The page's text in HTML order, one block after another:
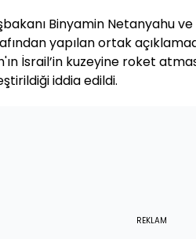
Binyamin Netanyahu
yapılan ortak
İsrail’in kuzeyine roket
iddia edildi.
REKLAM